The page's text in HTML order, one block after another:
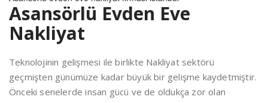
Asansörlü Evden Eve
Nakliyat
Teknolojinin gelişmesi ile birlikte Nakliyat sektörü
geçmişten günümüze kadar büyük bir gelişme kaydetmiştir.
Önceki senelerde insan gücü ve de oldukça zor olan